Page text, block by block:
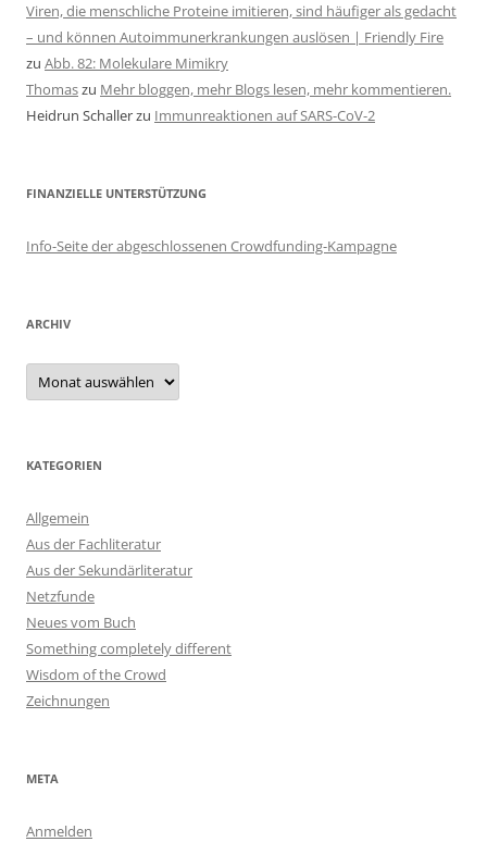
Viren, die menschliche Proteine imitieren, sind häufiger als gedacht
– und können Autoimmunerkrankungen auslösen | Friendly Fire
zu Abb. 82: Molekulare Mimikry
Thomaszu Mehr bloggen, mehr Blogs lesen, mehr kommentieren.
Heidrun Schallerzu Immunreaktionen auf SARS-CoV-2
FINANZIELLE UNTERSTÜTZUNG
Info-Seite der abgeschlossenen Crowdfunding-Kampagne
ARCHIV
Archiv
KATEGORIEN
Allgemein
Aus der Fachliteratur
Aus der Sekundärliteratur
Netzfunde
Neues vom Buch
Something completely different
Wisdom of the Crowd
Zeichnungen
META
Anmelden